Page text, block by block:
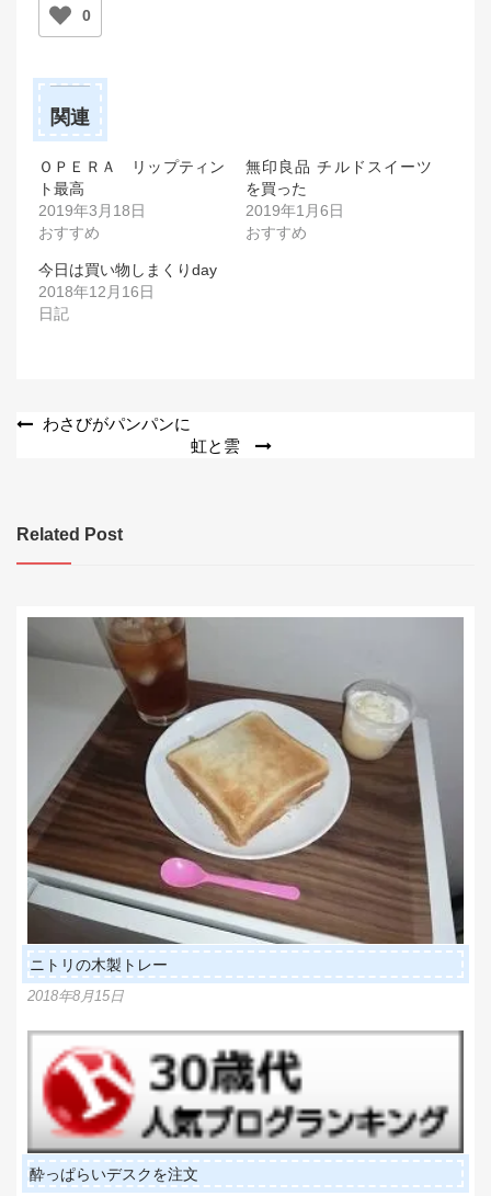
0
関連
ＯＰＥＲＡ リップティン
ト最高
2019年3月18日
おすすめ
無印良品 チルドスイーツ
を買った
2019年1月6日
おすすめ
今日は買い物しまくりday
2018年12月16日
日記
投
ビ
ゲ
ョ
わさびがパンパンに
虹と雲
Related Post
ニトリの木製トレー
2018年8月15日
酔っぱらいデスクを注文